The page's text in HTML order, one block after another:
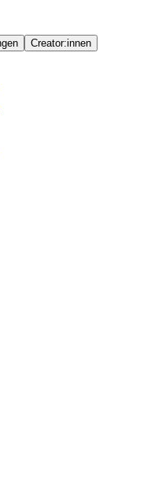
Creator:innen